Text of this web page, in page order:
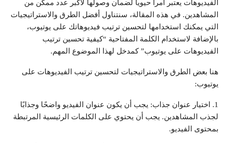
الفيديوهات يعتبر أمراً حيوياً لضمان وصولها لأكبر عدد ممكن من
المشاهدين. في هذه المقالة، سنتناول أفضل الطرق والاستراتيجيات
التي يمكنك استخدامها لتحسين ترتيب فيديوهاتك على يوتيوب،
بالإضافة لاستخدام الكلمة المفتاحية “كيفية تحسين ترتيب
الفيديوهات على يوتيوب” كمدخل لهذا الموضوع المهم.
هنا بعض الطرق والاستراتيجيات لتحسين ترتيب الفيديوهات على
يوتيوب:
1. اختيار عنوان جذاب: يجب أن يكون عنوان الفيديو واضحًا وجذابًا
لجذب المشاهدين. يجب أن يحتوي على الكلمات الرئيسية المرتبطة
بمحتوى الفيديو.